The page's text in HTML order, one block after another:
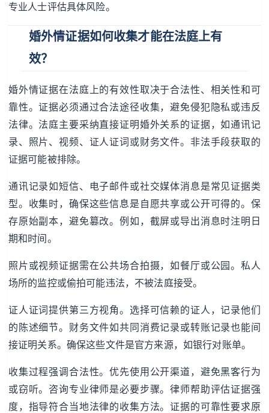
专业人士评估具体风险。
婚外情证据如何收集才能在法庭上有
效？
婚外情证据在法庭上的有效性取决于合法性、相关性和可
靠性。证据必须通过合法途径收集，避免侵犯隐私或违反
法律。法庭主要采纳直接证明婚外关系的证据，如通讯记
录、照片、视频、证人证词或财务文件。非法手段获取的
证据可能被排除。
通讯记录如短信、电子邮件或社交媒体消息是常见证据类
型。收集时，确保这些信息是自愿共享或公开可得的。保
存原始副本，避免篡改。例如，截屏或导出消息时注明日
期和时间。
照片或视频证据需在公共场合拍摄，如餐厅或公园。私人
场所的监控或偷拍可能违法，不被法庭接受。
证人证词提供第三方视角。选择可信赖的证人，记录他们
的陈述细节。财务文件如共同消费记录或转账记录也能间
接证明关系。确保这些文件是官方来源，如银行对账单。
收集过程强调合法性。优先使用公开渠道，避免黑客行为
或窃听。咨询专业律师是必要步骤。律师帮助评估证据强
度，指导符合当地法律的收集方法。证据的可靠性要求原